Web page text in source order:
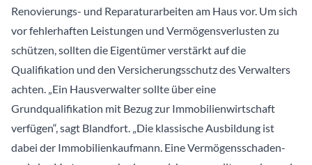
Renovierungs- und Reparaturarbeiten am Haus vor. Um sich
vor fehlerhaften Leistungen und Vermögensverlusten zu
schützen, sollten die Eigentümer verstärkt auf die
Qualifikation und den Versicherungsschutz des Verwalters
achten. „Ein Hausverwalter sollte über eine
Grundqualifikation mit Bezug zur Immobilienwirtschaft
verfügen“, sagt Blandfort. „Die klassische Ausbildung ist
dabei der Immobilienkaufmann. Eine Vermögensschaden-